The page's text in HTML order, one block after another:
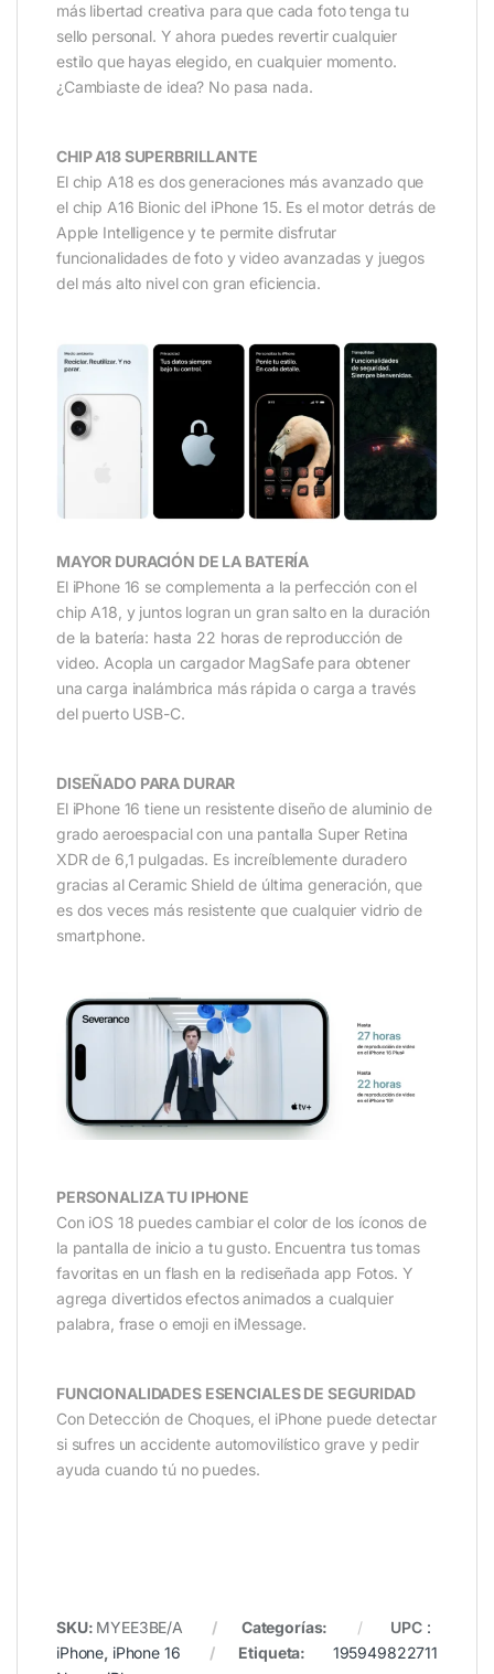
más libertad creativa para que cada foto tenga tu
sello personal. Y ahora puedes revertir cualquier
estilo que hayas elegido, en cualquier momento.
¿Cambiaste de idea? No pasa nada.
CHIP A18 SUPERBRILLANTE
El chip A18 es dos generaciones más avanzado que
el chip A16 Bionic del iPhone 15. Es el motor detrás de
Apple Intelligence y te permite disfrutar
funcionalidades de foto y video avanzadas y juegos
del más alto nivel con gran eficiencia.
MAYOR DURACIÓN DE LA BATERÍA
El iPhone 16 se complementa a la perfección con el
chip A18, y juntos logran un gran salto en la duración
de la batería: hasta 22 horas de reproducción de
video. Acopla un cargador MagSafe para obtener
una carga inalámbrica más rápida o carga a través
del puerto USB-C.
DISEÑADO PARA DURAR
El iPhone 16 tiene un resistente diseño de aluminio de
grado aeroespacial con una pantalla Super Retina
XDR de 6,1 pulgadas. Es increíblemente duradero
gracias al Ceramic Shield de última generación, que
es dos veces más resistente que cualquier vidrio de
smartphone.
PERSONALIZA TU IPHONE
Con iOS 18 puedes cambiar el color de los íconos de
la pantalla de inicio a tu gusto. Encuentra tus tomas
favoritas en un flash en la rediseñada app Fotos. Y
agrega divertidos efectos animados a cualquier
palabra, frase o emoji en iMessage.
FUNCIONALIDADES ESENCIALES DE SEGURIDAD
Con Detección de Choques, el iPhone puede detectar
si sufres un accidente automovilístico grave y pedir
ayuda cuando tú no puedes.
SKU: MYEE3BE/A
Categorías:
iPhone, iPhone 16
Etiqueta:
UPC :
195949822711